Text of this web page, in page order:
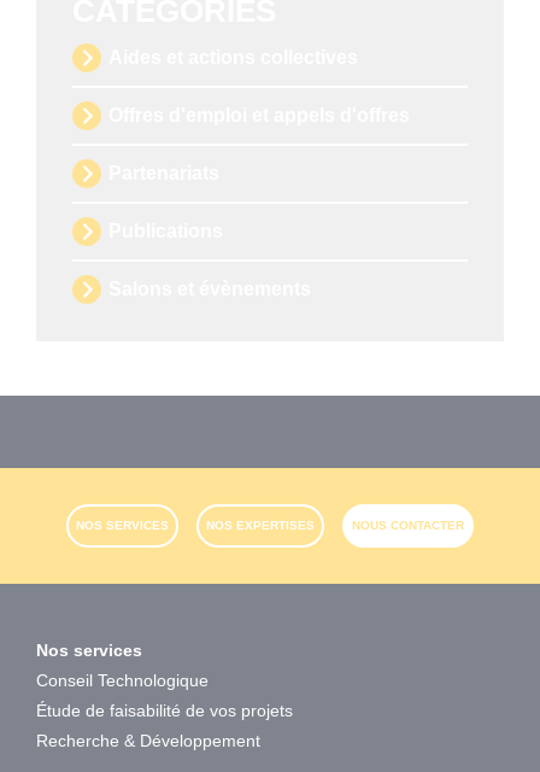
NOS SERVICES NOS EXPERTISES NOUS CONTACTER
Nos services
Conseil Technologique
Étude de faisabilité de vos projets
Recherche & Développement